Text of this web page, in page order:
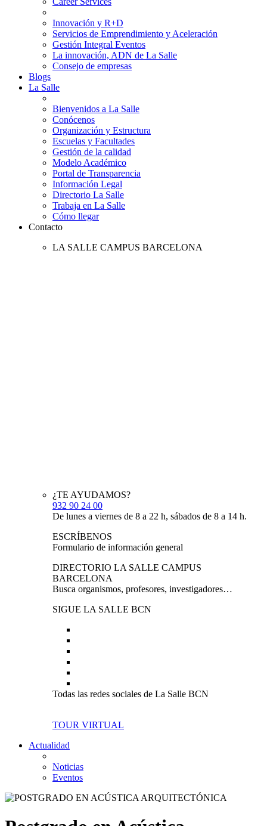
Innovación y R+D
Servicios de Emprendimiento y Aceleración
Gestión Integral Eventos
La innovación, ADN de La Salle
Consejo de empresas
Blogs
La Salle
Bienvenidos a La Salle
Conócenos
Organización y Estructura
Escuelas y Facultades
Gestión de la calidad
Modelo Académico
Portal de Transparencia
Información Legal
Directorio La Salle
Trabaja en La Salle
Cómo llegar
Contacto
LA SALLE CAMPUS BARCELONA
¿TE AYUDAMOS?
932 90 24 00
De lunes a viernes de 8 a 22 h, sábados de 8 a 14 h.
ESCRÍBENOS
Formulario de información general
DIRECTORIO LA SALLE CAMPUS
BARCELONA
Busca organismos, profesores, investigadores…
SIGUE LA SALLE BCN
Todas las redes sociales de La Salle BCN
TOUR VIRTUAL
Actualidad
Noticias
Eventos